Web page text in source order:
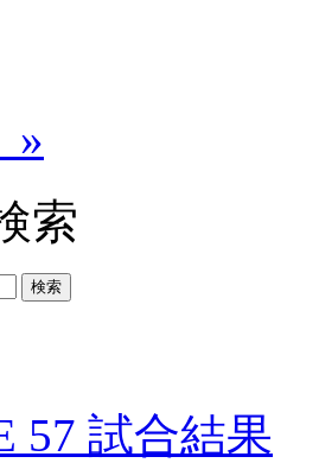
»
索
57 試合結果